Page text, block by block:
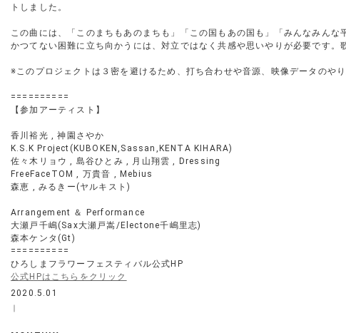
トしました。
この曲には、「このまちもあのまちも」「この国もあの国も」「みんなみんな
かつてない困難に立ち向かうには、対立ではなく共感や思いやりが必要です
※このプロジェクトは３密を避けるため、打ち合わせや音源、映像データのや
==========
【参加アーティスト】
香川裕光 , 神園さやか
K.S.K Project(KUBOKEN,Sassan,KENTA KIHARA)
佐々木リョウ , 島谷ひとみ , 月山翔雲 , Dressing
FreeFaceTOM , 万貴音 , Mebius
森恵 , みるきー(ヤルキスト)
Arrangement ＆ Performance
大瀬戸千嶋(Sax大瀬戸嵩/Electone千嶋里志)
森本ケンタ(Gt)
==========
ひろしまフラワーフェスティバル公式HP
公式HPはこちらをクリック
2020.5.01
｜